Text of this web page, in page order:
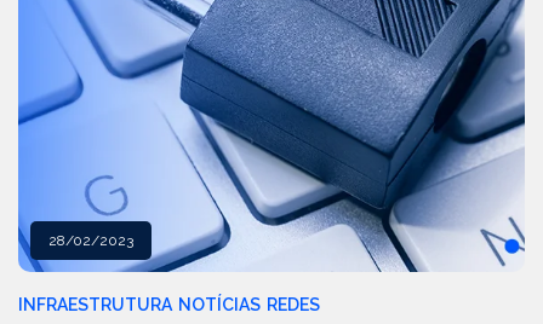
28/02/2023
INFRAESTRUTURA NOTÍCIAS REDES